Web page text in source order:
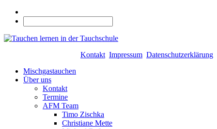
Kontakt Impressum Datenschutzerklärung
Mischgastauchen
Über uns
Kontakt
Termine
AFM Team
Timo Zischka
Christiane Mette